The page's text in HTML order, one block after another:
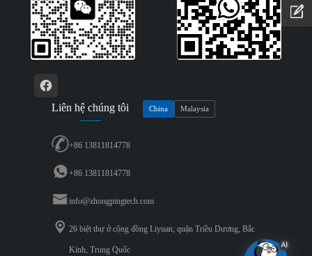
Liên hệ chúng tôi China Malaysia
+86 13811814778
+86 13811814778
info@zhongpingtech.com
26 biệt thự ở cộng đồng Liyuan, quận Triều Dương, Bắc
Kinh, Trung Quốc